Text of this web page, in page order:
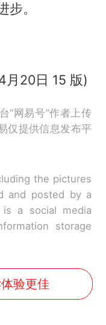
。
月20日 15 版)
“网易号”作者上传
仅提供信息发布平
the pictures
and posted by a
a social media
storage
验更佳